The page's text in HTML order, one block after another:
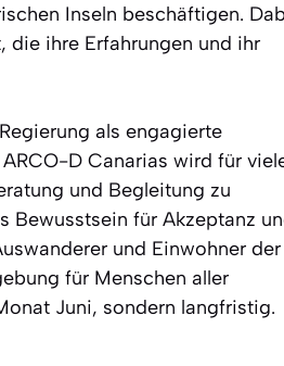
Inseln beschäftigen.
die ihre Erfahrungen und ihr
als engagierte
D Canarias wird für
und Begleitung zu
Bewusstsein für Akzeptanz
und Einwohner der
für Menschen aller
Juni, sondern langfristig.